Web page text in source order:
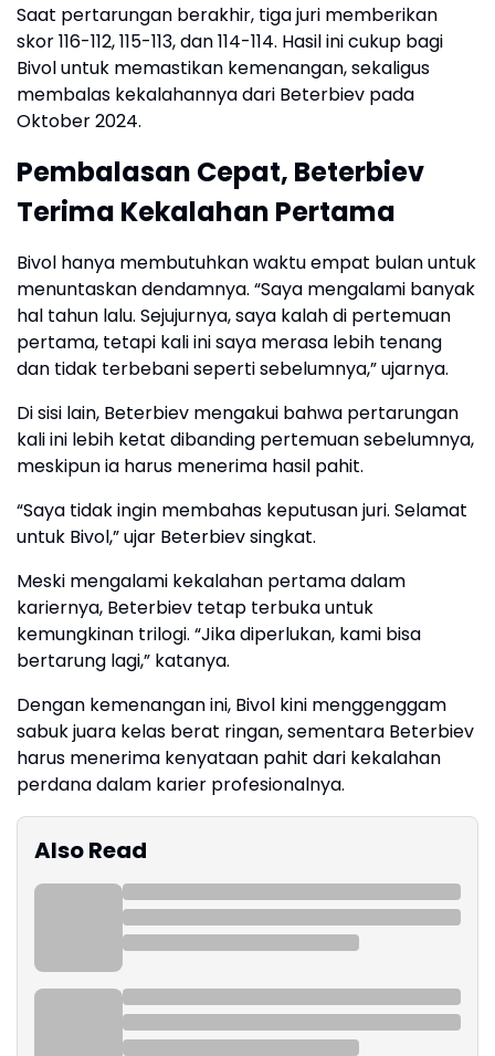
Saat pertarungan berakhir, tiga juri memberikan
skor 116-112, 115-113, dan 114-114. Hasil ini cukup bagi
Bivol untuk memastikan kemenangan, sekaligus
membalas kekalahannya dari Beterbiev pada
Oktober 2024.
Pembalasan Cepat, Beterbiev
Terima Kekalahan Pertama
Bivol hanya membutuhkan waktu empat bulan untuk
menuntaskan dendamnya. “Saya mengalami banyak
hal tahun lalu. Sejujurnya, saya kalah di pertemuan
pertama, tetapi kali ini saya merasa lebih tenang
dan tidak terbebani seperti sebelumnya,” ujarnya.
Di sisi lain, Beterbiev mengakui bahwa pertarungan
kali ini lebih ketat dibanding pertemuan sebelumnya,
meskipun ia harus menerima hasil pahit.
“Saya tidak ingin membahas keputusan juri. Selamat
untuk Bivol,” ujar Beterbiev singkat.
Meski mengalami kekalahan pertama dalam
kariernya, Beterbiev tetap terbuka untuk
kemungkinan trilogi. “Jika diperlukan, kami bisa
bertarung lagi,” katanya.
Dengan kemenangan ini, Bivol kini menggenggam
sabuk juara kelas berat ringan, sementara Beterbiev
harus menerima kenyataan pahit dari kekalahan
perdana dalam karier profesionalnya.
Also Read